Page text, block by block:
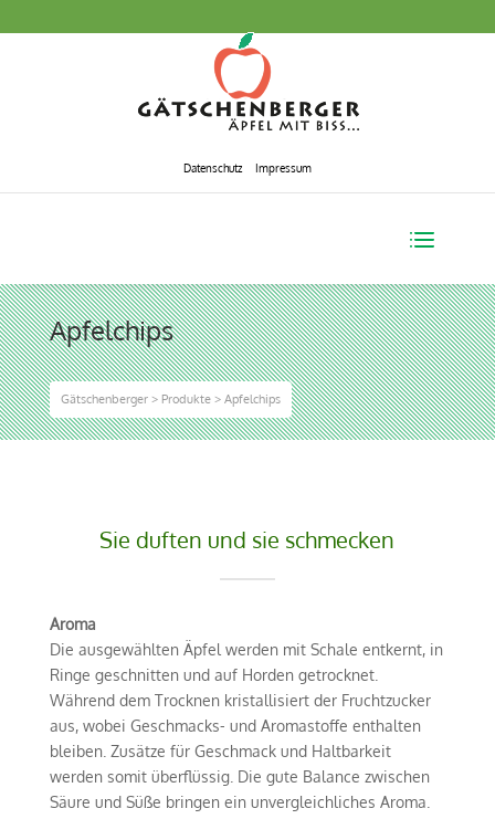
Datenschutz Impressum
Apfelchips
Gätschenberger> Produkte> Apfelchips
Sie duften und sie schmecken
Aroma
Die ausgewählten Äpfel werden mit Schale entkernt, in
Ringe geschnitten und auf Horden getrocknet.
Während dem Trocknen kristallisiert der Fruchtzucker
aus, wobei Geschmacks- und Aromastoffe enthalten
bleiben. Zusätze für Geschmack und Haltbarkeit
werden somit überflüssig. Die gute Balance zwischen
Säure und Süße bringen ein unvergleichliches Aroma.